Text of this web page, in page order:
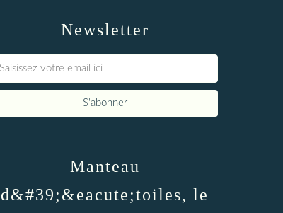
Newsletter
Manteau
d&#39;&eacute;toiles, le